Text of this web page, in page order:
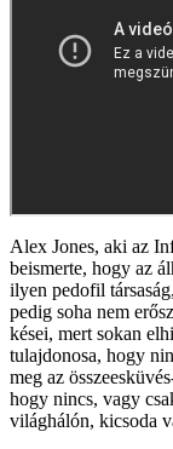
Alex Jones, aki az
beismerte, hogy az
ilyen pedofil
pedig soha nem
kései, mert sokan
tulajdonosa, hogy
meg az
hogy nincs, vagy
világhálón, kicsoda